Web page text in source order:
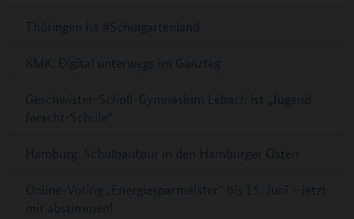
Thüringen ist #Schulgartenland
KMK: Digital unterwegs im Ganztag
Geschwister-Scholl-Gymnasium Lebach ist „Jugend
forscht-Schule“
Hamburg: Schulbautour in den Hamburger Osten
Online-Voting „Energiesparmeister“ bis 15. Juni – jetzt
mit abstimmen!